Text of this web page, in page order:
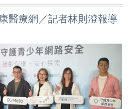
醫療網／記者林則澄報導